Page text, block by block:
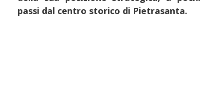
passi dal centro storico di Pietrasanta.